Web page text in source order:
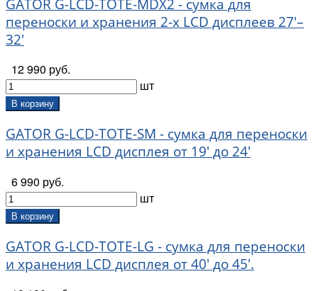
GATOR G-LCD-TOTE-MDX2 - сумка для
переноски и хранения 2-х LCD дисплеев 27'–
32'
12 990 руб.
шт
В корзину
GATOR G-LCD-TOTE-SM - сумка для переноски
и хранения LCD дисплея от 19' до 24'
6 990 руб.
шт
В корзину
GATOR G-LCD-TOTE-LG - сумка для переноски
и хранения LCD дисплея от 40' до 45'.